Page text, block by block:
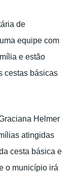
de
equipe com
e estão
cestas básicas
Helmer
atingidas
cesta básica e
o município irá